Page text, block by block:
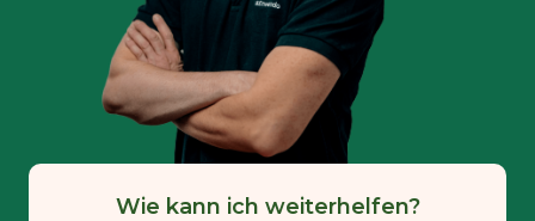
Wie kann ich weiterhelfen?